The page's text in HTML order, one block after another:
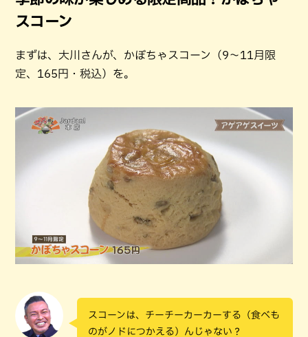
スコーン
まずは、大川さんが、かぼちゃスコーン（9～11月限
定、165円・税込）を。
スコーンは、チーチーカーカーする（食べも
のがノドにつかえる）んじゃない？